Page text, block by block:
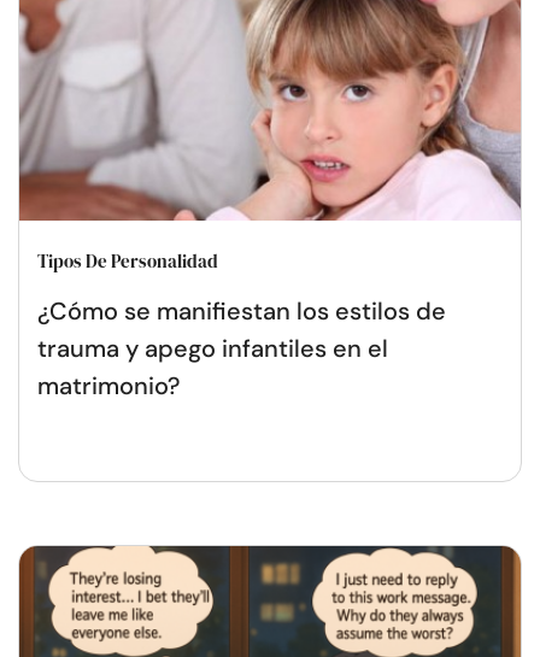
Tipos De Personalidad
¿Cómo se manifiestan los estilos de
trauma y apego infantiles en el
matrimonio?